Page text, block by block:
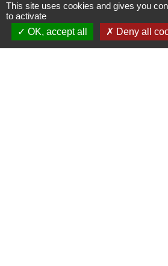
This site uses cookies and gives you
to activate
OK, accept all
Deny all